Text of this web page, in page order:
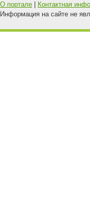
О портале
Контактная
Информация на сайте не